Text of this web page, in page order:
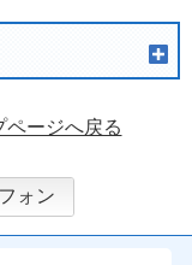
ページへ戻る
ォン